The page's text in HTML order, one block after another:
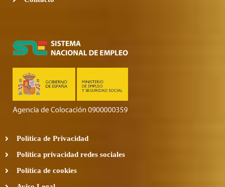
Política de Privacidad
Política privacidad redes sociales
Política de cookies